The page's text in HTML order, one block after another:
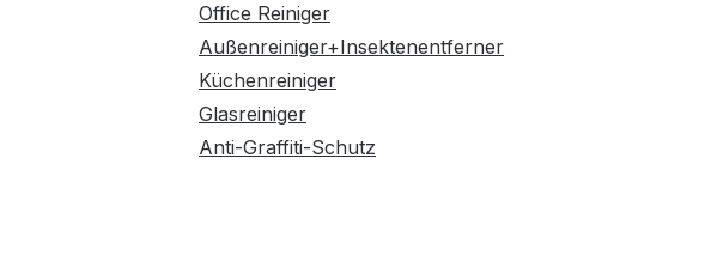
Office Reiniger
Außenreiniger+Insektenentferner
Küchenreiniger
Glasreiniger
Anti-Graffiti-Schutz